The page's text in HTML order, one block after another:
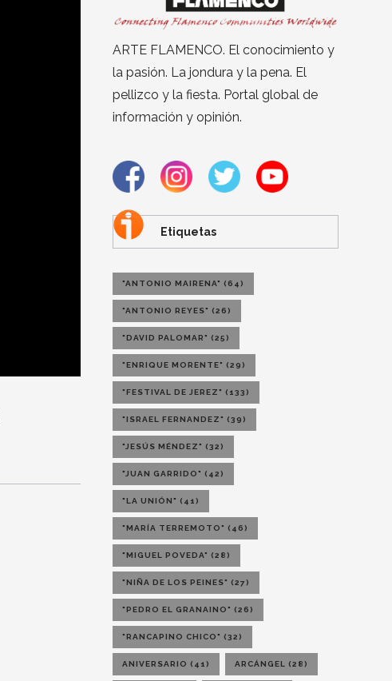
ARTE FLAMENCO. El conocimiento y
la pasión. La jondura y la pena. El
pellizco y la fiesta. Portal global de
información y opinión.
Etiquetas
"ANTONIO MAIRENA" (64)
"ANTONIO REYES" (26)
"DAVID PALOMAR" (25)
"ENRIQUE MORENTE" (29)
"FESTIVAL DE JEREZ" (133)
"ISRAEL FERNANDEZ" (39)
"JESÚS MÉNDEZ" (32)
"JUAN GARRIDO" (42)
"LA UNIÓN" (41)
"MARÍA TERREMOTO" (46)
"MIGUEL POVEDA" (28)
"NIÑA DE LOS PEINES" (27)
"PEDRO EL GRANAINO" (26)
"RANCAPINO CHICO" (32)
ANIVERSARIO (41) ARCÁNGEL (28)